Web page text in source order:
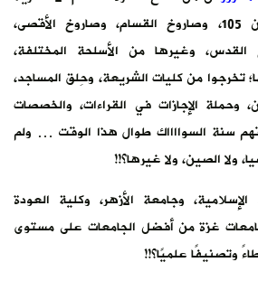
(زواري) وقذيفة الياسين 105، وصاروخ القسام، وصاروخ الأقصى،
وغيرها من الأسلحة المختلفة،
تخرجوا من كليات الشريعة، وحِلق المساجد،
الإجازات في القراءات، والخصصات
سنة السوااااك طوال هذا الوقت … ولم
ولا الصين، ولا غيرها؟!!
وجامعة الأزهر، وكلية العودة
غزة من أفضل الجامعات على مستوى
وتصنيفًا علميًا؟!!